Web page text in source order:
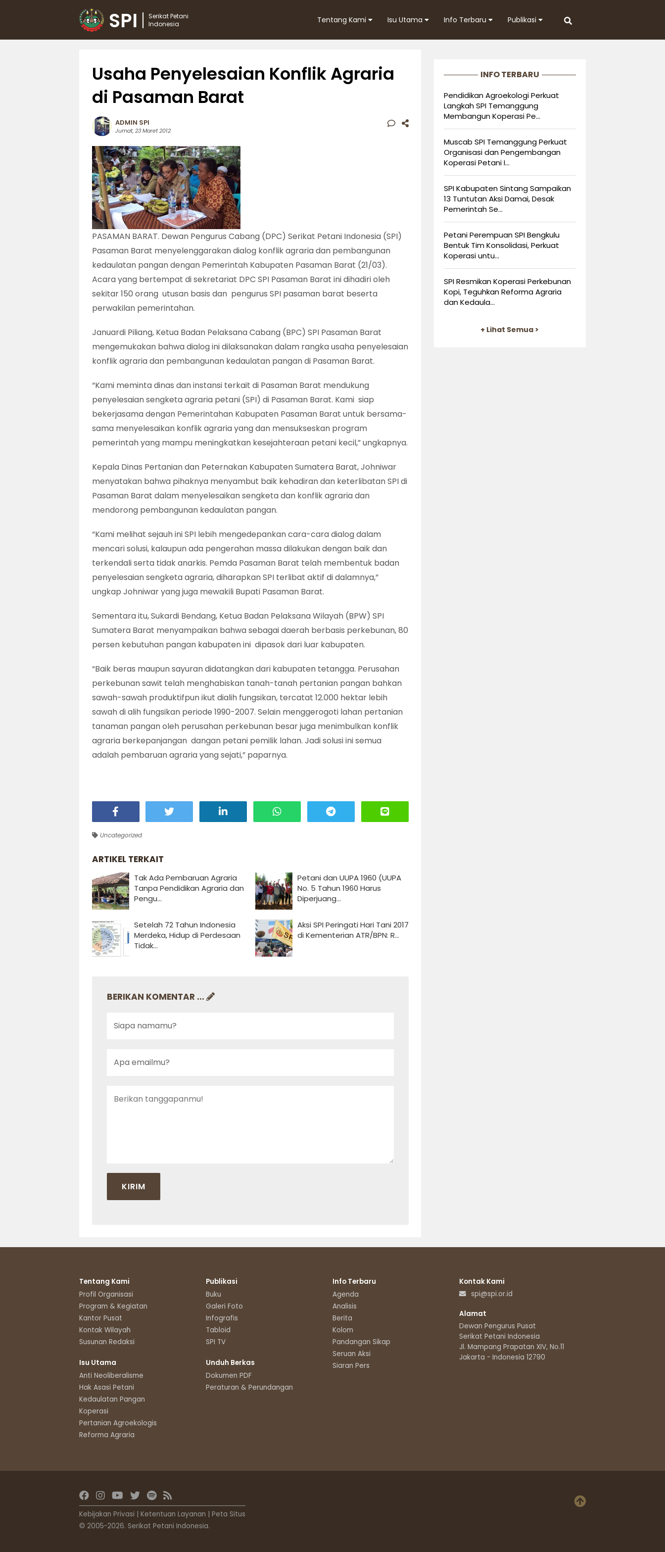
SPI
Serikat Petani
Indonesia
Tentang Kami Isu Utama Info Terbaru Publikasi
Usaha Penyelesaian Konflik Agraria
di Pasaman Barat
ADMIN SPI
Jumat, 23 Maret 2012
PASAMAN BARAT. Dewan Pengurus Cabang (DPC) Serikat Petani Indonesia (SPI)
Pasaman Barat menyelenggarakan dialog konflik agraria dan pembangunan
kedaulatan pangan dengan Pemerintah Kabupaten Pasaman Barat (21/03).
Acara yang bertempat di sekretariat DPC SPI Pasaman Barat ini dihadiri oleh
sekitar 150 orang utusan basis dan pengurus SPI pasaman barat beserta
perwakilan pemerintahan.
Januardi Piliang, Ketua Badan Pelaksana Cabang (BPC) SPI Pasaman Barat
mengemukakan bahwa dialog ini dilaksanakan dalam rangka usaha penyelesaian
konflik agraria dan pembangunan kedaulatan pangan di Pasaman Barat.
“Kami meminta dinas dan instansi terkait di Pasaman Barat mendukung
penyelesaian sengketa agraria petani (SPI) di Pasaman Barat. Kami siap
bekerjasama dengan Pemerintahan Kabupaten Pasaman Barat untuk bersama-
sama menyelesaikan konflik agraria yang dan mensukseskan program
pemerintah yang mampu meningkatkan kesejahteraan petani kecil,” ungkapnya.
Kepala Dinas Pertanian dan Peternakan Kabupaten Sumatera Barat, Johniwar
menyatakan bahwa pihaknya menyambut baik kehadiran dan keterlibatan SPI di
Pasaman Barat dalam menyelesaikan sengketa dan konflik agraria dan
mendorong pembangunan kedaulatan pangan.
“Kami melihat sejauh ini SPI lebih mengedepankan cara-cara dialog dalam
mencari solusi, kalaupun ada pengerahan massa dilakukan dengan baik dan
terkendali serta tidak anarkis. Pemda Pasaman Barat telah membentuk badan
penyelesaian sengketa agraria, diharapkan SPI terlibat aktif di dalamnya,”
ungkap Johniwar yang juga mewakili Bupati Pasaman Barat.
Sementara itu, Sukardi Bendang, Ketua Badan Pelaksana Wilayah (BPW) SPI
Sumatera Barat menyampaikan bahwa sebagai daerah berbasis perkebunan, 80
persen kebutuhan pangan kabupaten ini dipasok dari luar kabupaten.
“Baik beras maupun sayuran didatangkan dari kabupaten tetangga. Perusahan
perkebunan sawit telah menghabiskan tanah-tanah pertanian pangan bahkan
sawah-sawah produktifpun ikut dialih fungsikan, tercatat 12.000 hektar lebih
sawah di alih fungsikan periode 1990-2007. Selain menggerogoti lahan pertanian
tanaman pangan oleh perusahan perkebunan besar juga menimbulkan konflik
agraria berkepanjangan dangan petani pemilik lahan. Jadi solusi ini semua
adalah pembaruan agraria yang sejati,” paparnya.
Uncategorized
ARTIKEL TERKAIT
Tak Ada Pembaruan Agraria
Tanpa Pendidikan Agraria dan
Pengu...
Setelah 72 Tahun Indonesia
Merdeka, Hidup di Perdesaan
Tidak...
Petani dan UUPA 1960 (UUPA
No. 5 Tahun 1960 Harus
Diperjuang...
Aksi SPI Peringati Hari Tani 2017
di Kementerian ATR/BPN: R...
BERIKAN KOMENTAR ...
INFO TERBARU
Pendidikan Agroekologi Perkuat
Langkah SPI Temanggung
Membangun Koperasi Pe...
Muscab SPI Temanggung Perkuat
Organisasi dan Pengembangan
Koperasi Petani I...
SPI Kabupaten Sintang Sampaikan
13 Tuntutan Aksi Damai, Desak
Pemerintah Se...
Petani Perempuan SPI Bengkulu
Bentuk Tim Konsolidasi, Perkuat
Koperasi untu...
SPI Resmikan Koperasi Perkebunan
Kopi, Teguhkan Reforma Agraria
dan Kedaula...
+ Lihat Semua >
Tentang Kami
Profil Organisasi
Program & Kegiatan
Kantor Pusat
Kontak Wilayah
Susunan Redaksi
Isu Utama
Anti Neoliberalisme
Hak Asasi Petani
Kedaulatan Pangan
Koperasi
Pertanian Agroekologis
Reforma Agraria
Publikasi
Buku
Galeri Foto
Infografis
Tabloid
SPI TV
Unduh Berkas
Dokumen PDF
Peraturan & Perundangan
Info Terbaru
Agenda
Analisis
Berita
Kolom
Pandangan Sikap
Seruan Aksi
Siaran Pers
Kontak Kami
spi@spi.or.id
Alamat
Dewan Pengurus Pusat
Serikat Petani Indonesia
Jl. Mampang Prapatan XIV, No.11
Jakarta - Indonesia 12790
Kebijakan Privasi Ketentuan Layanan
Peta Situs
© 2005-2026. Serikat Petani Indonesia.